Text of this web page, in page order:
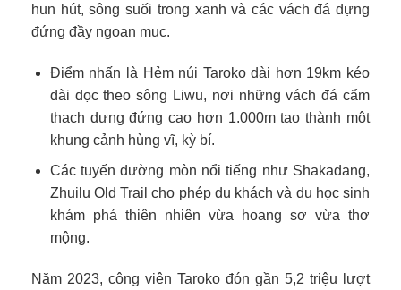
hun hút, sông suối trong xanh và các vách đá dựng
đứng đầy ngoạn mục.
Điểm nhấn là Hẻm núi Taroko dài hơn 19km kéo
dài dọc theo sông Liwu, nơi những vách đá cẩm
thạch dựng đứng cao hơn 1.000m tạo thành một
khung cảnh hùng vĩ, kỳ bí.
Các tuyến đường mòn nổi tiếng như Shakadang,
Zhuilu Old Trail cho phép du khách và du học sinh
khám phá thiên nhiên vừa hoang sơ vừa thơ
mộng.
Năm 2023, công viên Taroko đón gần 5,2 triệu lượt